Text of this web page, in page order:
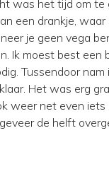
was het tijd om
een drankje,
je geen vega
Ik moest best een
Tussendoor
Het was erg
weer net even
de helft